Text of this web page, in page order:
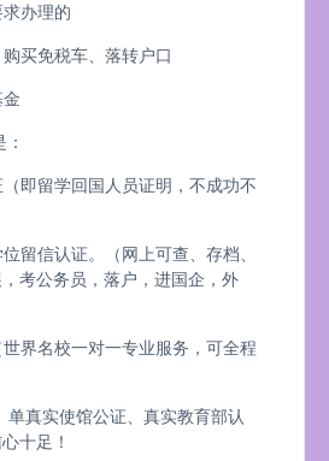
办理的
买免税车、落转户口
即留学回国人员证明，不成功不
留信认证。（网上可查、存档、
考公务员，落户，进国企，外
界名校一对一专业服务，可全程
真实使馆公证、真实教育部认
十足！